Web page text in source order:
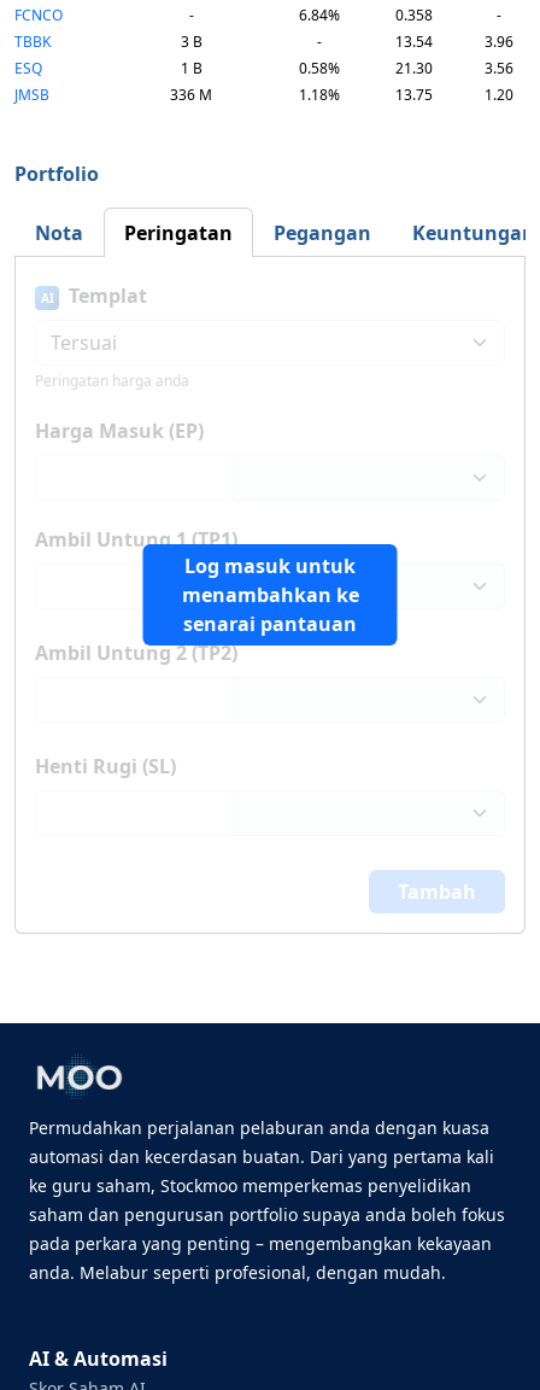
FCNCO
- 6.84% 0.358
-
TBBK
3 B - 13.54
3.96
ESQ
1 B 0.58% 21.30
3.56
JMSB
336 M 1.18% 13.75 1.20
Portfolio
Nota Peringatan Pegangan Keuntungan
Log masuk untuk
menambahkan ke
senarai pantauan
AI Templat
Peringatan harga anda
Harga Masuk (EP)
Ambil Untung 1 (TP1)
Ambil Untung 2 (TP2)
Henti Rugi (SL)
Tambah
Permudahkan perjalanan pelaburan anda dengan kuasa
automasi dan kecerdasan buatan. Dari yang pertama kali
ke guru saham, Stockmoo memperkemas penyelidikan
saham dan pengurusan portfolio supaya anda boleh fokus
pada perkara yang penting – mengembangkan kekayaan
anda. Melabur seperti profesional, dengan mudah.
AI & Automasi